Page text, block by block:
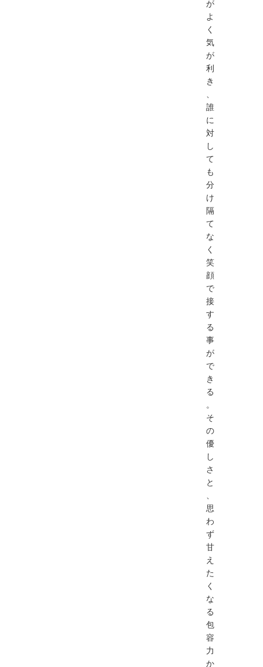
が
よ
く
気
が
利
き
、
誰
に
対
し
て
も
分
け
隔
て
な
く
笑
顔
で
接
す
る
事
が
で
き
る
。
そ
の
優
し
さ
と
、
思
わ
ず
甘
え
た
く
な
る
包
容
力
か